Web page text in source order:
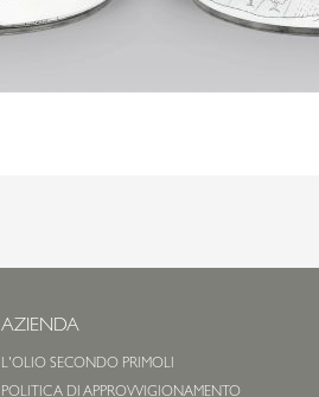
AZIENDA
L'OLIO SECONDO PRIMOLI
POLITICA DI APPROVVIGIONAMENTO